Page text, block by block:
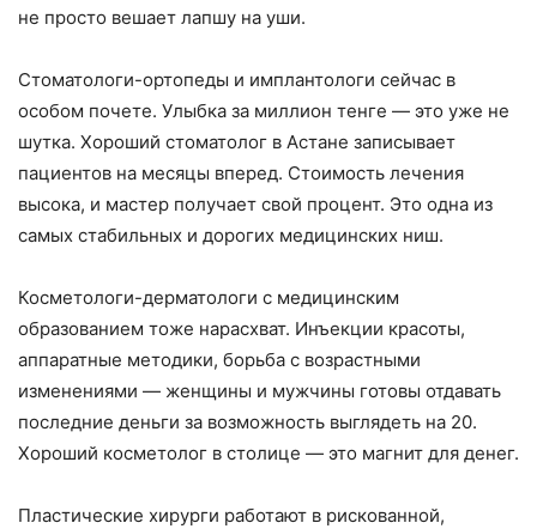
не просто вешает лапшу на уши.
Стоматологи-ортопеды и имплантологи сейчас в
особом почете. Улыбка за миллион тенге — это уже не
шутка. Хороший стоматолог в Астане записывает
пациентов на месяцы вперед. Стоимость лечения
высока, и мастер получает свой процент. Это одна из
самых стабильных и дорогих медицинских ниш.
Косметологи-дерматологи с медицинским
образованием тоже нарасхват. Инъекции красоты,
аппаратные методики, борьба с возрастными
изменениями — женщины и мужчины готовы отдавать
последние деньги за возможность выглядеть на 20.
Хороший косметолог в столице — это магнит для денег.
Пластические хирурги работают в рискованной,